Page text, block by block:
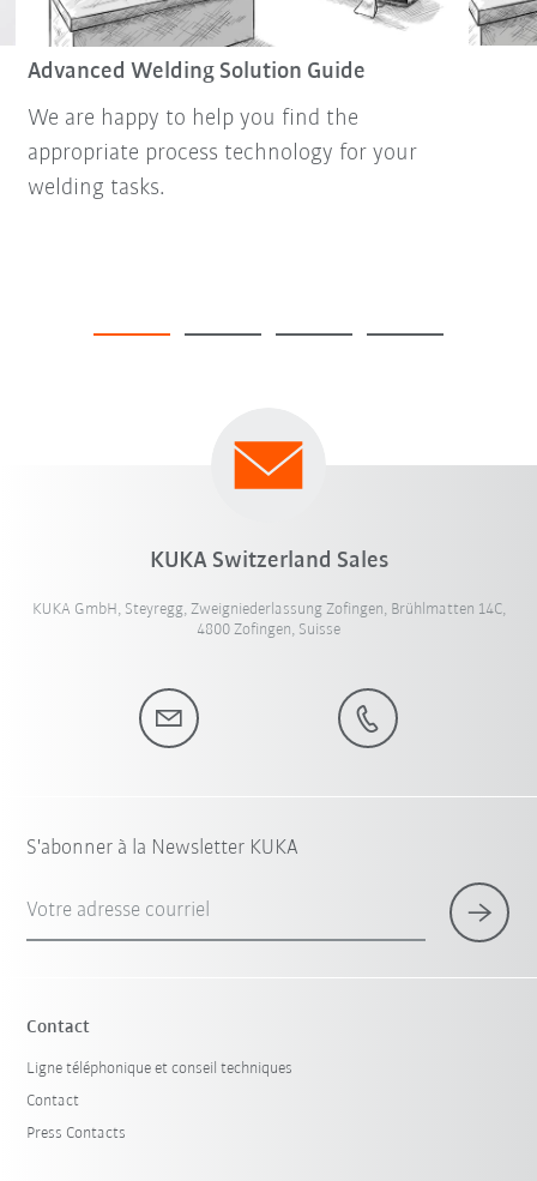
Advanced Welding Solution Guide
We are happy to help you find the
appropriate process technology for your
welding tasks.
KUKA Switzerland Sales
KUKA GmbH, Steyregg, Zweigniederlassung Zofingen, Brühlmatten 14C,
4800 Zofingen, Suisse
S'abonner à la Newsletter KUKA
Votre adresse courriel
Contact
Ligne téléphonique et conseil techniques
Contact
Press Contacts